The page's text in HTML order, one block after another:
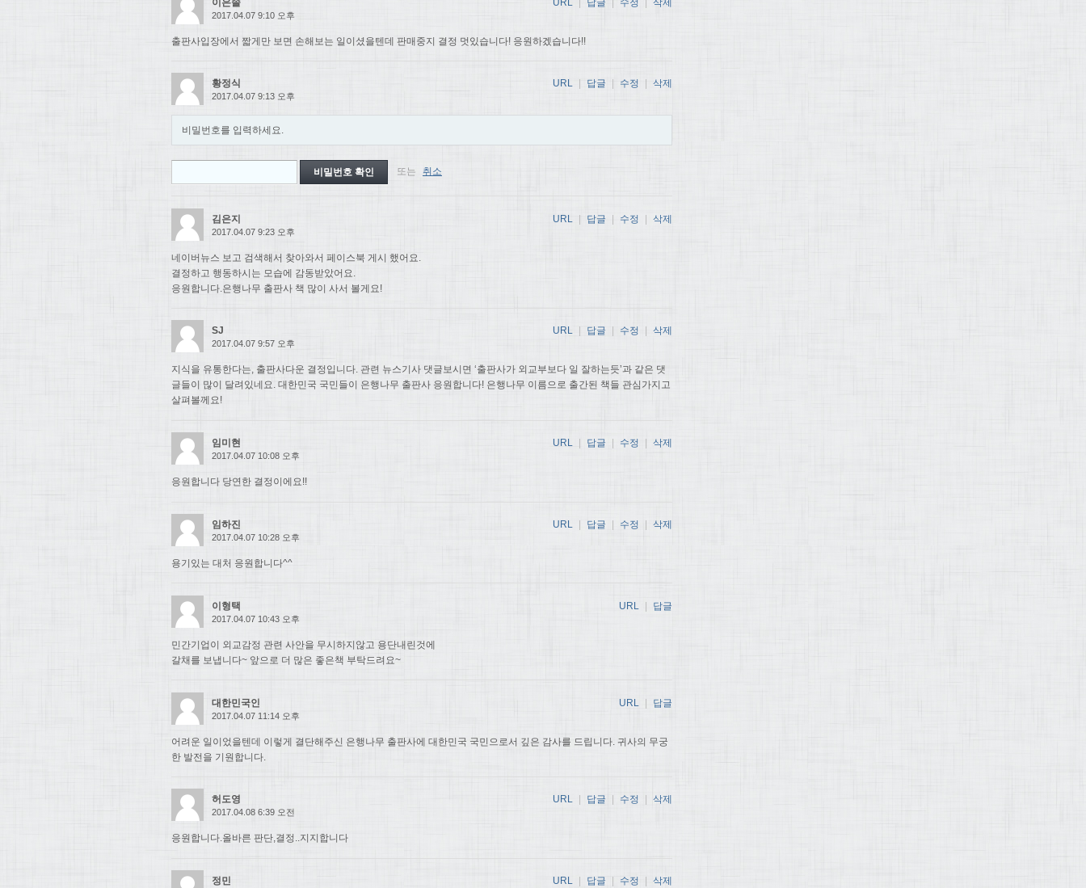
2017.04.07 9:10 오후
출판사입장에서 짧게만 보면 손해보는 일이셨을텐데 판매중지 결정 멋있습니다! 응원하겠습니다!!
황정식
2017.04.07 9:13 오후
비밀번호를 입력하세요.
또는 취소
URL 답글 수정 삭제
김은지
2017.04.07 9:23 오후
네이버뉴스 보고 검색해서 찾아와서 페이스북 게시 했어요.
결정하고 행동하시는 모습에 감동받았어요.
응원합니다.은행나무 출판사 책 많이 사서 볼게요!
URL | 답글 | 수정 | 삭제
SJ
2017.04.07 9:57 오후
지식을 유통한다는, 출판사다운 결정입니다. 관련 뉴스기사 댓글보시면 ‘출판사가 외교부보다 일 잘하는듯’과 같은 댓
글들이 많이 달려있네요. 대한민국 국민들이 은행나무 출판사 응원합니다! 은행나무 이름으로 출간된 책들 관심가지고
살펴볼께요!
URL 답글 수정 삭제
임미현
2017.04.07 10:08 오후
응원합니다 당연한 결정이에요!!
URL 답글 수정 삭제
임하진
2017.04.07 10:28 오후
용기있는 대처 응원합니다^^
URL 답글 수정 삭제
이형택
2017.04.07 10:43 오후
민간기업이 외교감정 관련 사안을 무시하지않고 용단내린것에
갈채를 보냅니다~ 앞으로 더 많은 좋은책 부탁드려요~
URL | 답글
대한민국인
2017.04.07 11:14 오후
어려운 일이었을텐데 이렇게 결단해주신 은행나무 출판사에 대한민국 국민으로서 깊은 감사를 드립니다. 귀사의 무궁
한 발전을 기원합니다.
URL | 답글
허도영
2017.04.08 6:39 오전
응원합니다.올바른 판단,결정..지지합니다
URL 답글 수정 삭제
정민 URL 답글 수정 삭제